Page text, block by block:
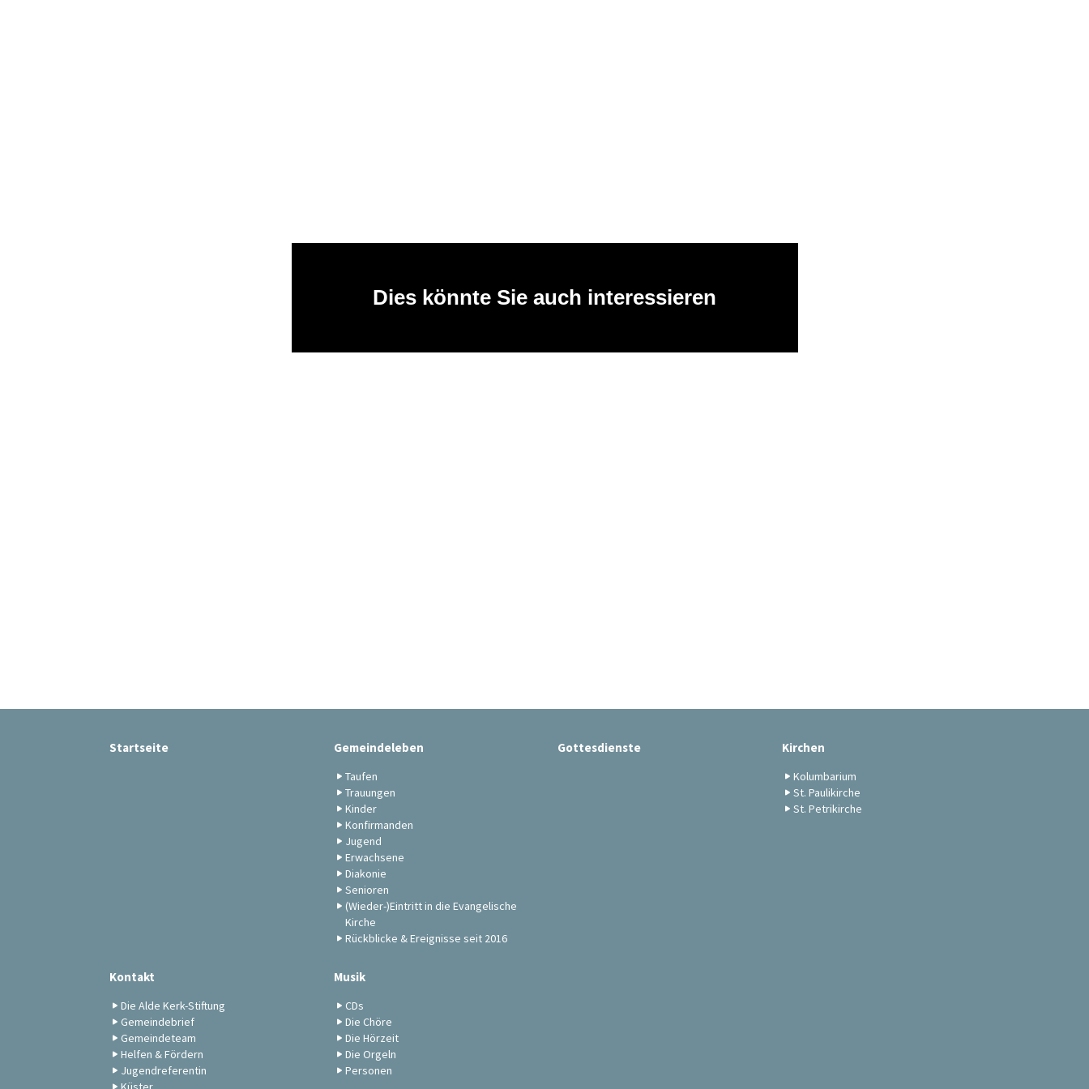
Dies könnte Sie auch interessieren
Startseite Gemeindeleben
Taufen
Trauungen
Kinder
Konfirmanden
Jugend
Erwachsene
Diakonie
Senioren
(Wieder-)Eintritt in die Evangelische
Kirche
Rückblicke & Ereignisse seit 2016
Gottesdienste Kirchen
Kolumbarium
St. Paulikirche
St. Petrikirche
Kontakt
Die Alde Kerk-Stiftung
Gemeindebrief
Gemeindeteam
Helfen & Fördern
Jugendreferentin
Musik
CDs
Die Chöre
Die Hörzeit
Die Orgeln
Personen